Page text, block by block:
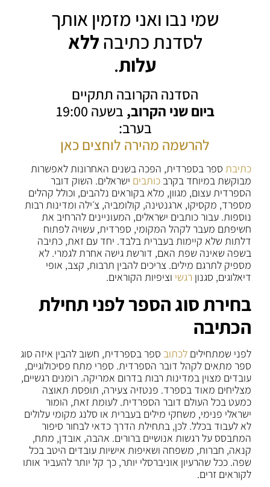
שמי נבו ואני מזמין אותך
לסדנת כתיבהללא
עלות.
הסדנה הקרובה תתקיים
ביום שני הקרוב,
בשעה 19:00
בערב:
להרשמה מהירה לוחצים כאן
כתיבת ספר בספרדית, הפכה בשנים האחרונות לאפשרות
מבוקשת במיוחד בקרבכותבים ישראלים. השוק דובר
הספרדית עצום, מגוון, מלא בקוראים נלהבים, וכולל קהלים
מספרד, מקסיקו, ארגנטינה, קולומביה, צ׳ילה ומדינות רבות
נוספות. עבור כותבים ישראלים, המעוניינים להרחיב את
חשיפתם מעבר לקהל המקומי, ספרדית, עשויה לפתוח
דלתות שלא קיימות בעברית בלבד. יחד עם זאת, כתיבה
בשפה שאינה שפת האם, דורשת גישה אחרת לגמרי. לא
מספיק לתרגם מילים. צריכים להבין תרבות, קצב, אופי
דיאלוגים, סגנון רגשי וציפיות הקוראים.
בחירת סוג הספר לפני תחילת
הכתיבה
לפני שמתחיליםלכתוב ספר בספרדית, חשוב להבין איזה סוג
ספר מתאים לקהל דובר הספרדית. ספרי מתח פסיכולוגיים,
עובדים מצוין במדינות רבות בדרום אמריקה. רומנים רגשיים,
מצליחים מאוד בספרד. פנטזיה צעירה, תופסת תאוצה
כמעט בכל העולם דובר הספרדית. לעומת זאת, הומור
ישראלי פנימי, משחקי מילים בעברית או סלנג מקומי עלולים
לא לעבוד בכלל. לכן, בתחילת הדרך כדאי לבחור סיפור
המתבסס על רגשות אנושיים ברורים. אהבה, אובדן, מתח,
קנאה, חברות, משפחה ושאיפות אישיות עובדים היטב בכל
שפה. ככל שהרעיון אוניברסלי יותר, כך קל יותר להעביר אותו
לקוראים זרים.